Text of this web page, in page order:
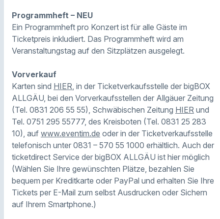
Programmheft – NEU
Ein Programmheft pro Konzert ist für alle Gäste im
Ticketpreis inkludiert. Das Programmheft wird am
Veranstaltungstag auf den Sitzplätzen ausgelegt.
Vorverkauf
Karten sind HIER, in der Ticketverkaufsstelle der bigBOX
ALLGÄU, bei den Vorverkaufsstellen der Allgäuer Zeitung
(Tel. 0831 206 55 55), Schwäbischen Zeitung HIER und
Tel. 0751 295 55777, des Kreisboten (Tel. 0831 25 283
10), auf www.eventim.de oder in der Ticketverkaufsstelle
telefonisch unter 0831 – 570 55 1000 erhältlich. Auch der
ticketdirect Service der bigBOX ALLGÄU ist hier möglich
(Wählen Sie Ihre gewünschten Plätze, bezahlen Sie
bequem per Kreditkarte oder PayPal und erhalten Sie Ihre
Tickets per E-Mail zum selbst Ausdrucken oder Sichern
auf Ihrem Smartphone.)